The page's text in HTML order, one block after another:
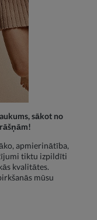
sākot no
apmierinātība,
tiktu izpildīti
kvalitātes.
mūsu